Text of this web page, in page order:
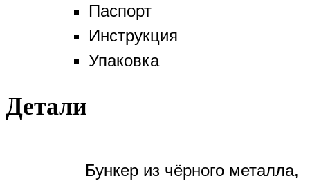
Паспорт
Инструкция
Упаковка
Детали
Бункер из чёрного металла,